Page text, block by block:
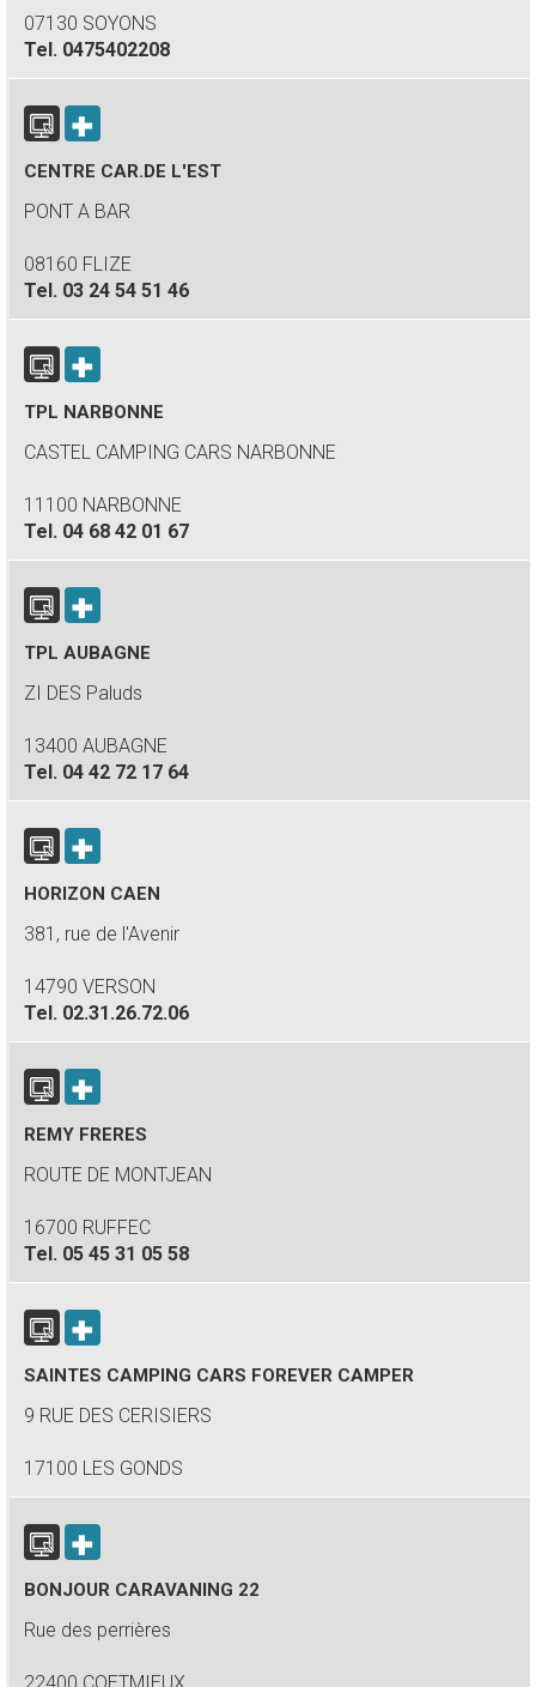
07130 SOYONS
Tel. 0475402208
CENTRE CAR.DE L'EST
PONT A BAR
08160 FLIZE
Tel. 03 24 54 51 46
TPL NARBONNE
CASTEL CAMPING CARS NARBONNE
11100 NARBONNE
Tel. 04 68 42 01 67
TPL AUBAGNE
ZI DES Paluds
13400 AUBAGNE
Tel. 04 42 72 17 64
HORIZON CAEN
381, rue de l'Avenir
14790 VERSON
Tel. 02.31.26.72.06
REMY FRERES
ROUTE DE MONTJEAN
16700 RUFFEC
Tel. 05 45 31 05 58
SAINTES CAMPING CARS FOREVER CAMPER
9 RUE DES CERISIERS
17100 LES GONDS
BONJOUR CARAVANING 22
Rue des perrières